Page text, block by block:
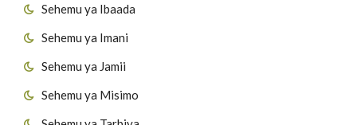
Sehemu ya Ibaada
Sehemu ya Imani
Sehemu ya Jamii
Sehemu ya Misimo